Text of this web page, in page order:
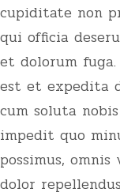
cupiditate non
qui officia
et dolorum
est et expedita
cum soluta
impedit quo
possimus,
dolor